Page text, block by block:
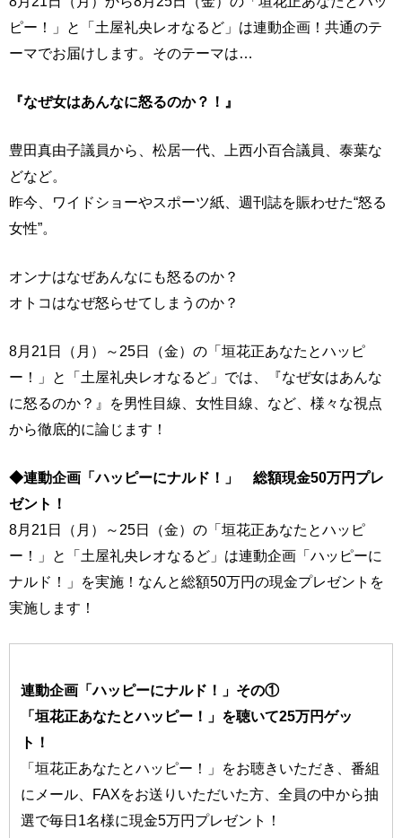
ピー！」と「土屋礼央レオなるど」は連動企画！共通のテ
ーマでお届けします。そのテーマは…
『なぜ女はあんなに怒るのか？！』
豊田真由子議員から、松居一代、上西小百合議員、泰葉な
どなど。
昨今、ワイドショーやスポーツ紙、週刊誌を賑わせた“怒る
女性”。
オンナはなぜあんなにも怒るのか？
オトコはなぜ怒らせてしまうのか？
8月21日（月）～25日（金）の「垣花正あなたとハッピ
ー！」と「土屋礼央レオなるど」では、『なぜ女はあんな
に怒るのか？』を男性目線、女性目線、など、様々な視点
から徹底的に論じます！
◆連動企画「ハッピーにナルド！」 総額現金50万円プレ
ゼント！
8月21日（月）～25日（金）の「垣花正あなたとハッピ
ー！」と「土屋礼央レオなるど」は連動企画「ハッピーに
ナルド！」を実施！なんと総額50万円の現金プレゼントを
実施します！
連動企画「ハッピーにナルド！」その①
「垣花正あなたとハッピー！」を聴いて25万円ゲッ
ト！
「垣花正あなたとハッピー！」をお聴きいただき、番組
にメール、FAXをお送りいただいた方、全員の中から抽
選で毎日1名様に現金5万円プレゼント！